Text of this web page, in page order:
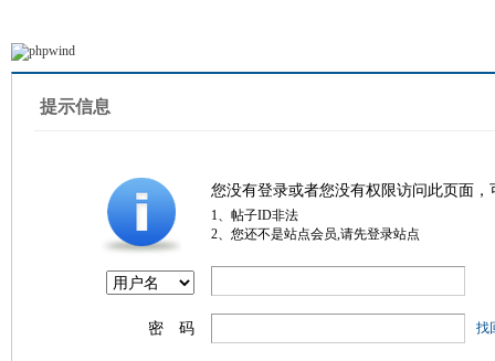
提示信息
您没有登录或者您没有权限访问此页面
1、帖子ID非法
2、您还不是站点会员,请先登录站点
密 码 找